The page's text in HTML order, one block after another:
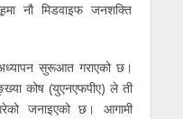
नौ मिडवाइफ जनशक्ति
अध्यापन सुरूआत गराएको छ।
कोष (युएनएफपीए) ले ती
जनाइएको छ। आगामी